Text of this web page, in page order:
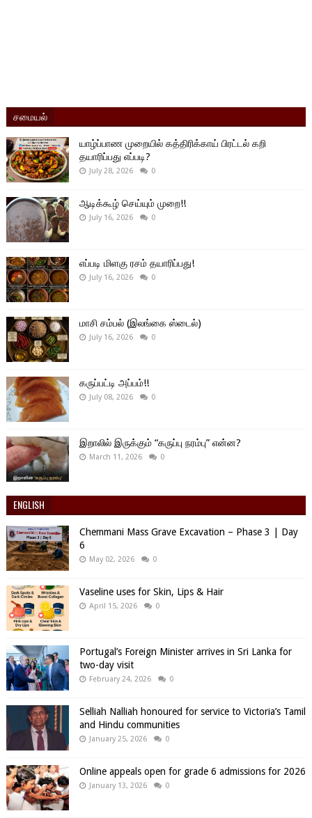
சமையல்
யாழ்ப்பாண முறையில் கத்திரிக்காய் பிரட்டல் கறி
தயாரிப்பது எப்படி?
July 28, 2026 0
ஆடிக்கூழ் செய்யும் முறை!!
July 16, 2026 0
எப்படி மிளகு ரசம் தயாரிப்பது!
July 16, 2026 0
மாசி சம்பல் (இலங்கை ஸ்டைல்)
July 16, 2026 0
கருப்பட்டி அப்பம்!!
July 08, 2026 0
இறாலில் இருக்கும் “கருப்பு நரம்பு” என்ன?
March 11, 2026 0
ENGLISH
Chemmani Mass Grave Excavation – Phase 3 | Day
6
May 02, 2026 0
Vaseline uses for Skin, Lips & Hair
April 15, 2026 0
Portugal’s Foreign Minister arrives in Sri Lanka for
two-day visit
February 24, 2026 0
Selliah Nalliah honoured for service to Victoria’s Tamil
and Hindu communities
January 25, 2026 0
Online appeals open for grade 6 admissions for 2026
January 13, 2026 0